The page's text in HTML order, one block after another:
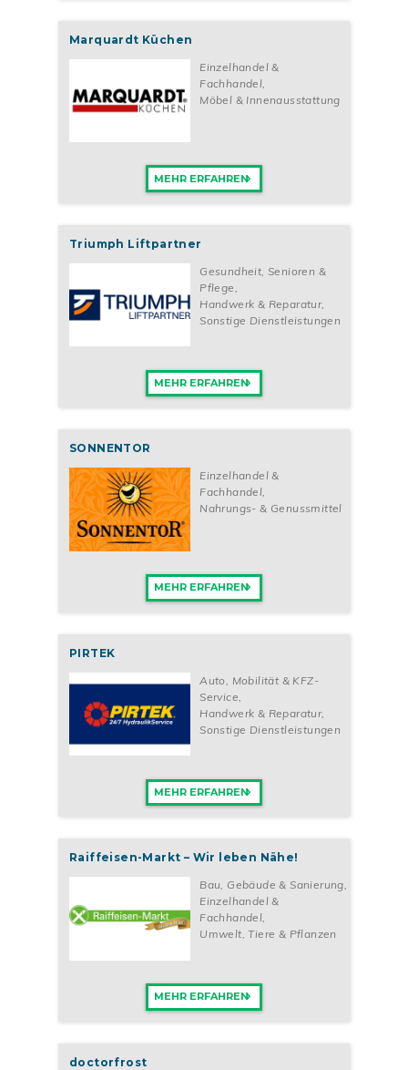
Marquardt Küchen
Einzelhandel &
Fachhandel
Möbel & Innenausstattung
MEHR ERFAHREN
Triumph Liftpartner
Gesundheit, Senioren &
Pflege
Handwerk & Reparatur,
Sonstige Dienstleistungen
MEHR ERFAHREN
SONNENTOR
Einzelhandel &
Fachhandel,
Nahrungs- & Genussmittel
MEHR ERFAHREN
PIRTEK
Auto, Mobilität & KFZ-
Service
Handwerk & Reparatur,
Sonstige Dienstleistungen
MEHR ERFAHREN
Raiffeisen-Markt – Wir leben Nähe!
Bau, Gebäude & Sanierung,
Einzelhandel &
Fachhandel,
Umwelt, Tiere & Pflanzen
MEHR ERFAHREN
doctorfrost